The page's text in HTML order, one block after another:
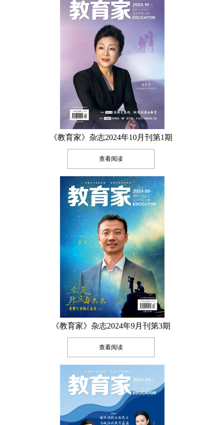
《教育家》杂志2024年10月刊第1期
查看阅读
《教育家》杂志2024年9月刊第3期
查看阅读